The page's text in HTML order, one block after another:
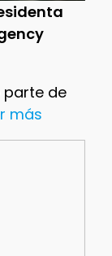
parte de
más